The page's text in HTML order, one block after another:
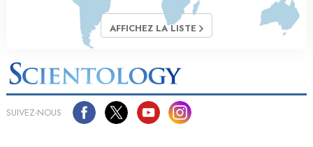
AFFICHEZ LA LISTE
SUIVEZ-NOUS